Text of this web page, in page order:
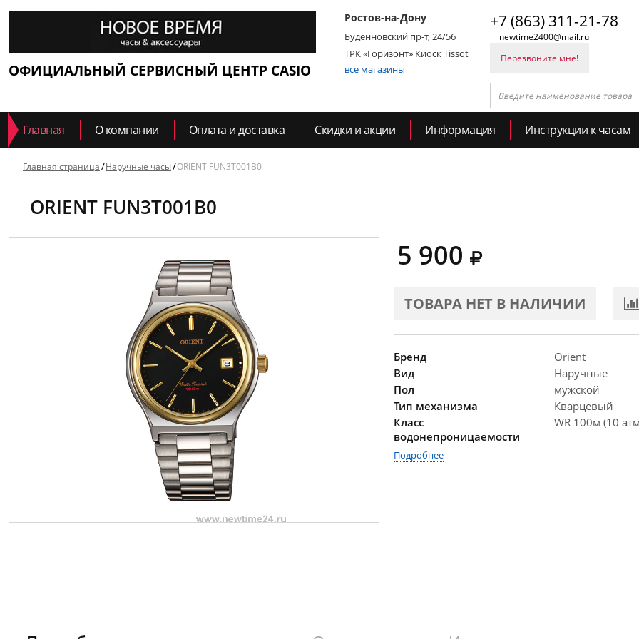
ОФИЦИАЛЬНЫЙ СЕРВИСНЫЙ ЦЕНТР CASIO
Ростов-на-Дону
Буденновский пр-т, 24/56
ТРК «Горизонт» Киоск Tissot
все магазины
+7 (863) 311-21-78
newtime2400@mail.ru
Перезвоните мне!
Главная О компании Оплата и доставка Скидки и акции Информация Инструкции к часам
Главная страница Наручные часы ORIENT FUN3T001B0
ORIENT FUN3T001B0
5 900
ТОВАРА НЕТ В НАЛИЧИИ
Бренд
Orient
Вид
Наручные
Пол
мужской
Тип механизма
Кварцевый
Класс
водонепроницаемости
WR 100м (10
Подробнее